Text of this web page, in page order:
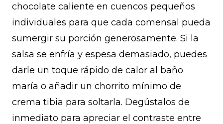
chocolate caliente en cuencos pequeños
individuales para que cada comensal pueda
sumergir su porción generosamente. Si la
salsa se enfría y espesa demasiado, puedes
darle un toque rápido de calor al baño
maría o añadir un chorrito mínimo de
crema tibia para soltarla. Degústalos de
inmediato para apreciar el contraste entre